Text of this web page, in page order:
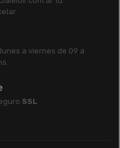
a viernes de 09 a
SSL